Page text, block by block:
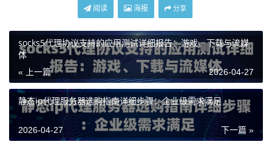
```python import requests 1. 从天启代理API获取动态IP api_url
= "https://api.tianqiip.com/getip?key=你的密钥&num=1&type=js
on" try: response = requests.get(api_url) ip_data = response.js
on() if ip_data['code'] == 0: 假设返回码0表示成功 proxy_ip = ip
_data['data'][0]['ip'] proxy_port = ip_data['data'][0]['port'] 2. 拼
接代理地址 proxies = { "http": f"http://{proxy_ip}:{proxy_port}",
"https": f"http://{proxy_ip}:{proxy_port}" 注意，如果协议是HTT
P，这里也写http } 3. 使用获取到的代理IP访问目标网站 target_u
阅读 海报 分享
socks5代理协议支持的应用测试详细报告：游戏、下载与流媒
体
« 上一篇 2026-04-27
静态ip代理服务器选购指南详细步骤：企业级需求满足
下一篇 »
2026-04-27